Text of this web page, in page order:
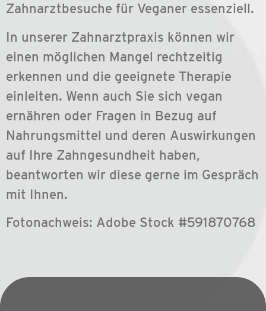
Zahnarztbesuche für Veganer essenziell.
In unserer Zahnarztpraxis können wir
einen möglichen Mangel rechtzeitig
erkennen und die geeignete Therapie
einleiten. Wenn auch Sie sich vegan
ernähren oder Fragen in Bezug auf
Nahrungsmittel und deren Auswirkungen
auf Ihre Zahngesundheit haben,
beantworten wir diese gerne im Gespräch
mit Ihnen.
Fotonachweis: Adobe Stock #591870768